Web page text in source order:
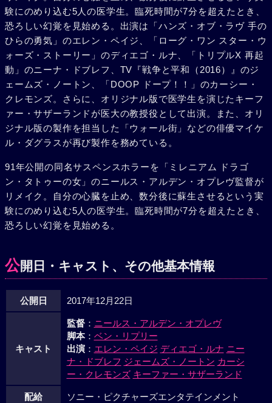
験にのめり込む5人の医学生。臨死時間が7分を超えたとき、
恐ろしい幻覚を見始める。出演は「ハンズ・オブ・ラヴ 手の
ひらの勇気」のエレン・ペイジ、「ローグ・ワン スター・ウ
ォーズ・ストーリー」のディエゴ・ルナ、「トリプルX 再起
動」のニーナ・ドブレフ、TV『戦争と平和（2016）』のジ
ェームズ・ノートン、「DOOP ドープ！！」のカーシー・
クレモンズ。さらに、オリジナル版で医学生を演じたキーフ
ァー・サザーランドが医大の教授役として出演。また、オリ
ジナル版の製作を担当した「ウォール街」などの俳優マイケ
ル・ダグラスが再び製作を務めている。
91年公開の同名サスペンスホラーを「ミレニアム ドラゴ
ン・タトゥーの女」のニールス・アルデン・オプレヴ監督が
リメイク。自分の心臓を止め、数分後に蘇生させるという実
験にのめり込む5人の医学生。臨死時間が7分を超えたとき、
恐ろしい幻覚を見始める。
公開日・キャスト、その他基本情報
公開日 2017年12月22日
キャスト
監督： ニールス・アルデン・オプレヴ
脚本： ベン・リプリー
出演： エレン・ペイジ ディエゴ・ルナ ニー
ナ・ドブレフ ジェームズ・ノートン カーシ
ー・クレモンズ キーファー・サザーランド
配給 ソニー・ピクチャーズエンタテインメント